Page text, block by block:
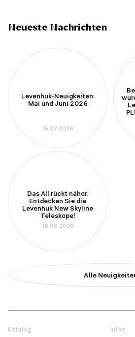
Neueste Nachrichten
Levenhuk-Neuigkeiten:
Mai und Juni 2026
15.07.2026
Das All rückt näher.
Entdecken Sie die
Levenhuk New Skyline
Teleskope!
19.06.2026
Alle
Katalog
Infos